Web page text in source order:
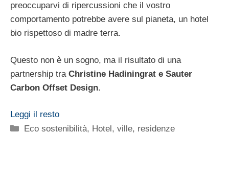
preoccuparvi di ripercussioni che il vostro
comportamento potrebbe avere sul pianeta, un hotel
bio rispettoso di madre terra.
Questo non è un sogno, ma il risultato di una
partnership tra Christine Hadiningrat e Sauter
Carbon Offset Design.
Leggi il resto
Categorie
Eco sostenibilità, Hotel, ville, residenze